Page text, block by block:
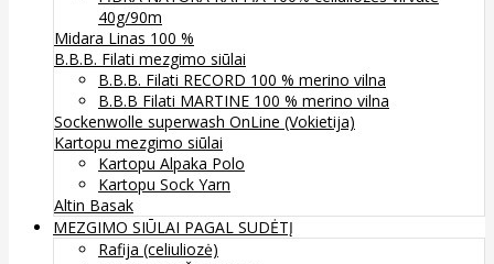
40g/90m
Midara Linas 100 %
B.B.B. Filati mezgimo siūlai
B.B.B. Filati RECORD 100 % merino vilna
B.B.B Filati MARTINE 100 % merino vilna
Sockenwolle superwash OnLine (Vokietija)
Kartopu mezgimo siūlai
Kartopu Alpaka Polo
Kartopu Sock Yarn
Altin Basak
MEZGIMO SIŪLAI PAGAL SUDĖTĮ
Rafija (celiuliozė)